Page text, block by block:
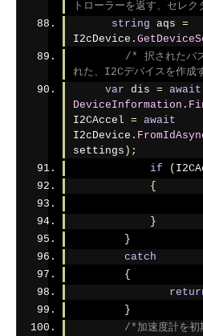
トローラーを返す、セレ
string aqs =
I2cDevice .
/* 択されたバ
れた、I2Cデバイスを作成
var dis = await
DeviceInformation .
I2CAccel = await
I2cDevice .
settings );
if
(
{
}
}
catch
{
}
/*加速度計を初